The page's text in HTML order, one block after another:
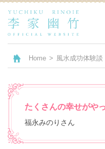
Home > 風水成功体験談
たくさんの幸せがや
福永みのりさん